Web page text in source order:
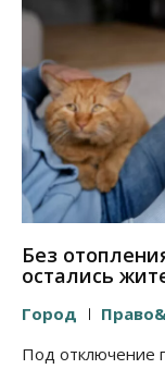
Без
остались
Город
Под отключение